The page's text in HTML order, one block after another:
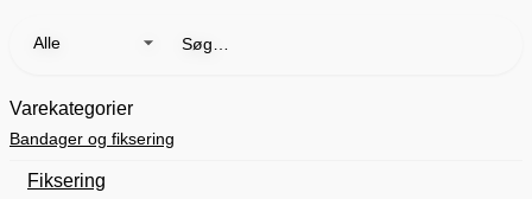
efter:
Varekategorier
Bandager og fiksering
Fiksering